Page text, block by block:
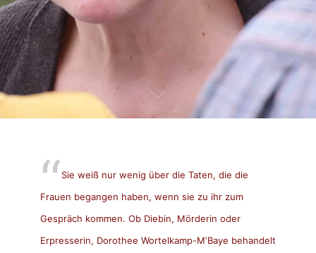
Sie weiß nur wenig über die Taten, die die
Frauen begangen haben, wenn sie zu ihr zum
Gespräch kommen. Ob Diebin, Mörderin oder
Erpresserin, Dorothee Wortelkamp-M‘Baye behandelt